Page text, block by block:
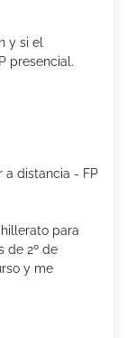
y si el
presencial.
a distancia - FP
para
de 2º de
y me